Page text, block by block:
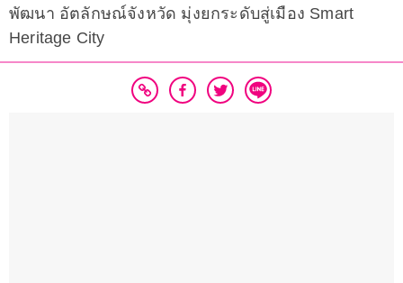
พัฒนา อัตลักษณ์จังหวัด มุ่งยกระดับสู่เมือง Smart
Heritage City